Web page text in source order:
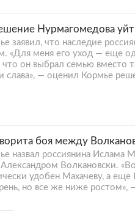
Нурмагомедова
заявил, что наследие
«Для меня его уход — еще
он выбрал семью вместо
слава», — оценил Кормье
боя между
назвал россиянина Ислама
Волкановски.
удобен Махачеву, а еще
но все же ниже ростом»,